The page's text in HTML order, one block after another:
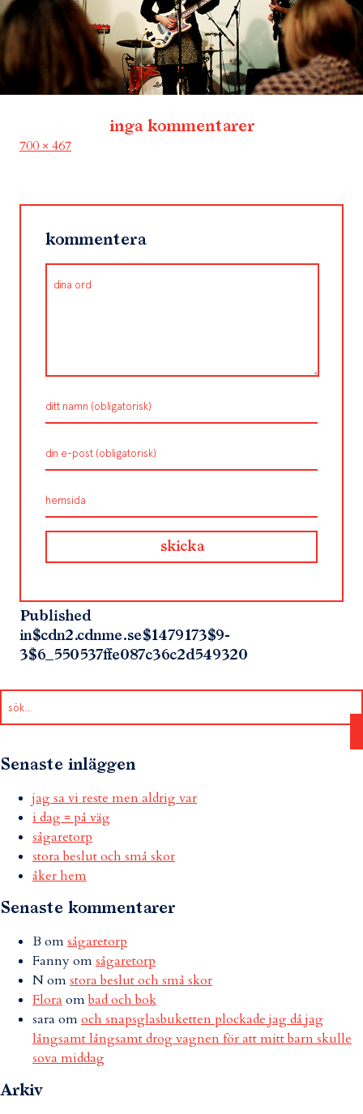
inga kommentarer
Full
700 × 467
kommentera
Published
in$cdn2.cdnme.se$1479173$9-
3$6_550537ffe087c36c2d549320
Senaste inläggen
jag sa vi reste men aldrig var
i dag = på väg
sågaretorp
stora beslut och små skor
åker hem
Senaste kommentarer
B omsågaretorp
Fannyomsågaretorp
Nomstora beslut och små skor
Flora ombad och bok
sara omoch snapsglasbuketten plockade jag då jag
långsamt långsamt drog vagnen för att mitt barn skulle
sova middag
Arkiv